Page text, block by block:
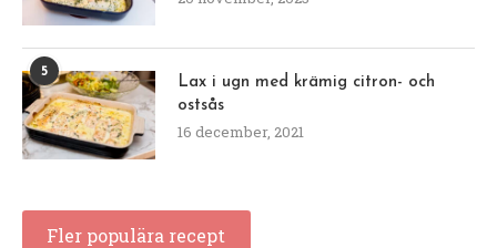
5
Lax i ugn med krämig citron- och
ostsås
16 december, 2021
Fler populära recept